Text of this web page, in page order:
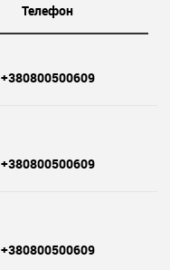
Телефон
+380800500609
+380800500609
+380800500609